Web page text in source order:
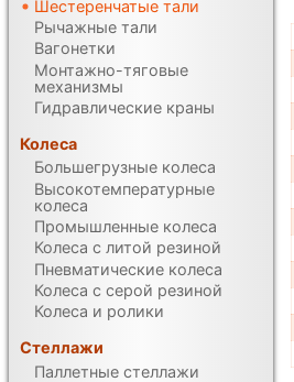
Шестеренчатые тали
Рычажные тали
Вагонетки
Монтажно-тяговые
механизмы
Гидравлические краны
Колеса
Большегрузные колеса
Высокотемпературные
колеса
Промышленные колеса
Колеса с литой резиной
Пневматические колеса
Колеса с серой резиной
Колеса и ролики
Стеллажи
Паллетные стеллажи